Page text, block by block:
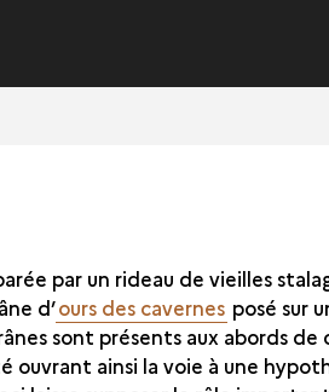
par un rideau de vieilles
d’ours des cavernes posé sur
sont présents aux abords
ouvrant ainsi la voie à une